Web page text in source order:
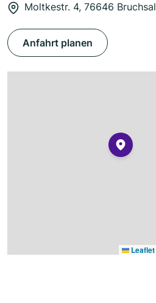
Moltkestr. 4, 76646 Bruchsal
Anfahrt planen
Leaflet